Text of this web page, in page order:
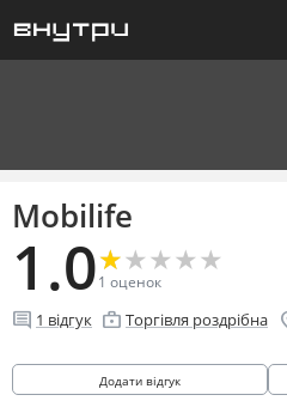
Mobilife
1.0★
★★
★★
★★
★★
★
1 оценок
comment 1 відгук enterprise Торгівля роздрібна
Додати відгук